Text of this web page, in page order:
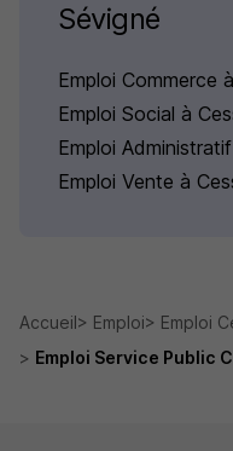
Sévigné
Emploi Commerce
Emploi Social à
Emploi
Emploi Vente à
Accueil Emploi
Emploi
Emploi Service Public